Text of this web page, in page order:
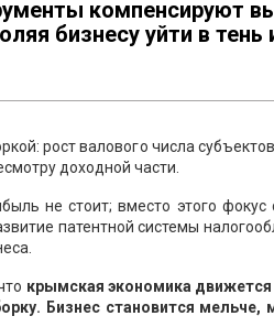
компенсируют
бизнесу уйти в тень
рост валового числа
доходной части.
не стоит; вместо этого
патентной системы
крымская экономика движется
Бизнес становится мельче,